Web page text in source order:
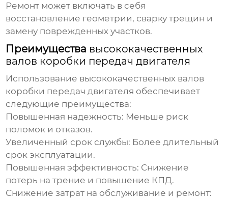
Ремонт может включать в себя
восстановление геометрии, сварку трещин и
замену поврежденных участков.
Преимущества высококачественных
валов коробки передач двигателя
Использование высококачественных валов
коробки передач двигателя обеспечивает
следующие преимущества:
Повышенная надежность: Меньше риск
поломок и отказов.
Увеличенный срок службы: Более длительный
срок эксплуатации.
Повышенная эффективность: Снижение
потерь на трение и повышение КПД.
Снижение затрат на обслуживание и ремонт: